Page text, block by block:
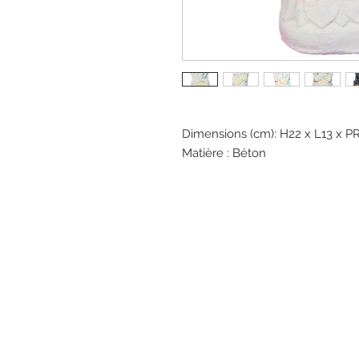
Dimensions (cm): H22 x L13 x
Matière : Béton